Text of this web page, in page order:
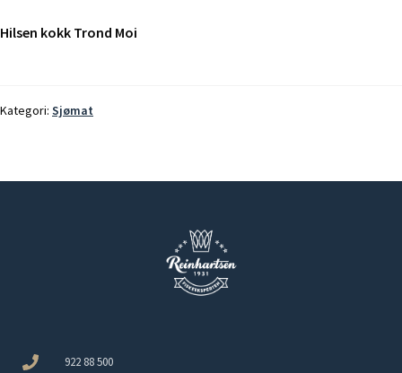
Hilsen kokk Trond Moi
Kategori: Sjømat
922 88 500